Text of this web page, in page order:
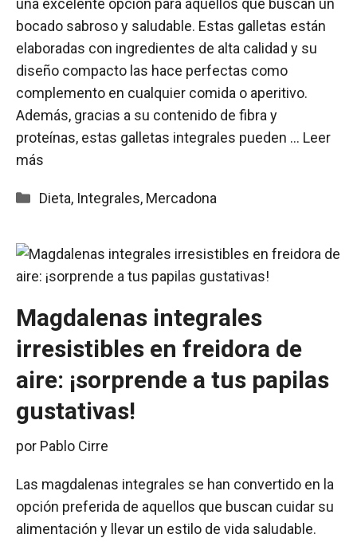
una excelente opción para aquellos que buscan un
bocado sabroso y saludable. Estas galletas están
elaboradas con ingredientes de alta calidad y su
diseño compacto las hace perfectas como
complemento en cualquier comida o aperitivo.
Además, gracias a su contenido de fibra y
proteínas, estas galletas integrales pueden … Leer
más
Categorías
Dieta, Integrales, Mercadona
Magdalenas integrales
irresistibles en freidora de
aire: ¡sorprende a tus papilas
gustativas!
por Pablo Cirre
Las magdalenas integrales se han convertido en la
opción preferida de aquellos que buscan cuidar su
alimentación y llevar un estilo de vida saludable.